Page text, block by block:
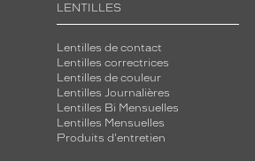
LENTILLES
Lentilles de contact
Lentilles correctrices
Lentilles de couleur
Lentilles Journalières
Lentilles Bi Mensuelles
Lentilles Mensuelles
Produits d'entretien